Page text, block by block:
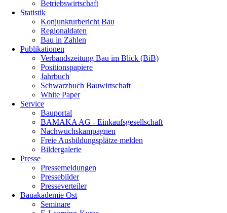
Betriebswirtschaft
Statistik
Konjunkturbericht Bau
Regionaldaten
Bau in Zahlen
Publikationen
Verbandszeitung Bau im Blick (BiB)
Positionspapiere
Jahrbuch
Schwarzbuch Bauwirtschaft
White Paper
Service
Bauportal
BAMAKA AG - Einkaufsgesellschaft
Nachwuchskampagnen
Freie Ausbildungsplätze melden
Bildergalerie
Presse
Pressemeldungen
Pressebilder
Presseverteiler
Bauakademie Ost
Seminare